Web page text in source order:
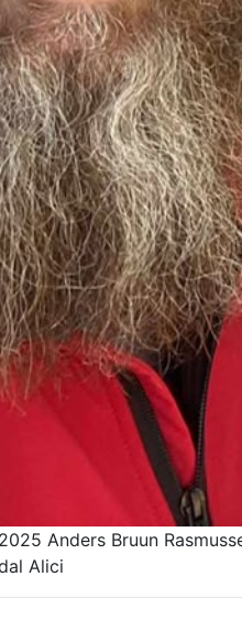
Anders Bruun
Alici